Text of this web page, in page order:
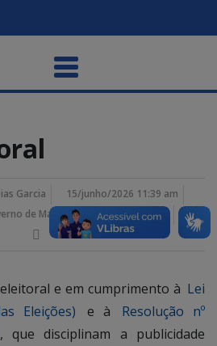
Garcia
15/junho/2026 11:39 am
de Mato Grosso do Sul
e em cumprimento à Lei
Eleições)
e à
Resolução nº
, que disciplinam a publicidade